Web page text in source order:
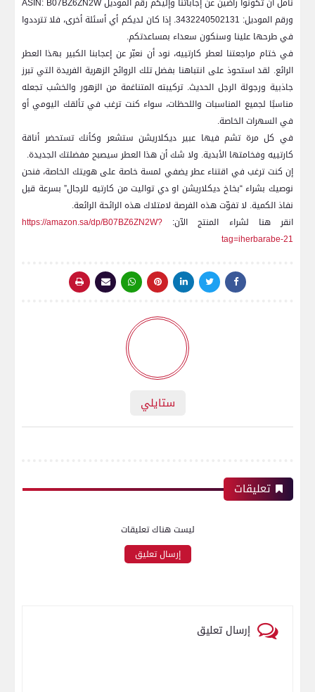
⁤ورقم الموديل: 3432240502131. إذا كان ​لديكم ⁣أي أسئلة أخرى،⁤ فلا تترددوا
في طرحها ​علينا ​وسنكون ​سعداء بمساعدتكم.
في ختام⁤ مراجعتنا لعطر كارتييه، ​نود أن نعبّر عن إعجابنا الكبير بهذا العطر
الرائع. لقد استحوذ على انتباهنا بفضل تلك الروائح الزهرية​ الفريدة التي تبرز
جاذبية ورجولة الرجل الحديث. تركيبته المتناغمة من الزهور والخشب⁤ تجعله
مناسبًا لجميع المناسبات⁤ واللحظات، سواء كنت ترغب في تألقك اليومي ⁤أو
في السهرات الخاصة.
في كل مرة تشم فيها عبير ديكلاريشن ستشعر وكأنك ⁣تستحضر أناقة
كارتييه وفخامتها ‌الأبدية. ولا شك أن هذا⁢ العطر سيصبح مفضلتك الجديدة.
إن كنت‌ ترغب في‌ اقتناء‍ عطر ⁤يضفي لمسة خاصة على هويتك الخاصة، فنحن
نوصيك بشراء “بخاخ ديكلاريشن او دي تواليت من كارتيه للرجال” بسرعة قبل
نفاذ الكمية. لا تفوّت هذه الفرصة لامتلاك هذه الرائحة الرائعة.
انقر هنا لشراء‍ المنتج الآن: https://amazon.sa/dp/B07BZ6ZN2W?
tag=iherbarabe-21
ستايلي
تعليقات
ليست هناك تعليقات
إرسال تعليق
إرسال تعليق